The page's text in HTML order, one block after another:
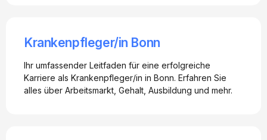
Krankenpfleger/in Bonn
Ihr umfassender Leitfaden für eine erfolgreiche
Karriere als Krankenpfleger/in in Bonn. Erfahren Sie
alles über Arbeitsmarkt, Gehalt, Ausbildung und mehr.